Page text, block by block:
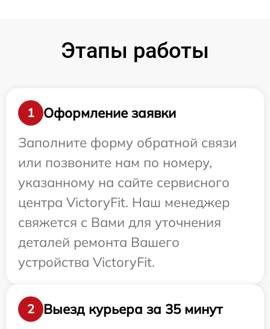
Этапы работы
1
Оформление заявки
Заполните форму обратной связи
или позвоните нам по номеру,
указанному на сайте сервисного
центра VictoryFit. Наш менеджер
свяжется с Вами для уточнения
деталей ремонта Вашего
устройства VictoryFit.
2 Выезд курьера за 35 минут